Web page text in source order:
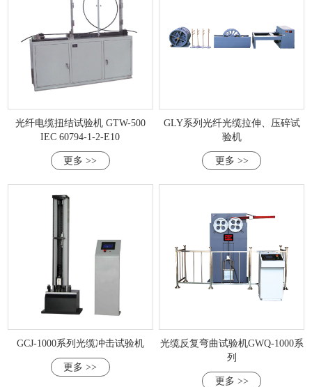
光纤电缆扭结试验机 GTW-500
IEC 60794-1-2-E10
更多 >>
GLY系列光纤光缆拉伸、压碎试
验机
更多 >>
GCJ-1000系列光缆冲击试验机
更多 >>
光缆反复弯曲试验机GWQ-1000系
列
更多 >>